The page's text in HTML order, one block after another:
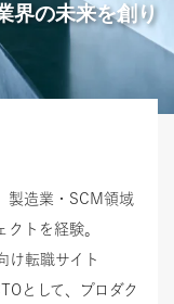
界の未来を創り
製造業・SCM領域
トを経験。
け転職サイト
として、プロダク